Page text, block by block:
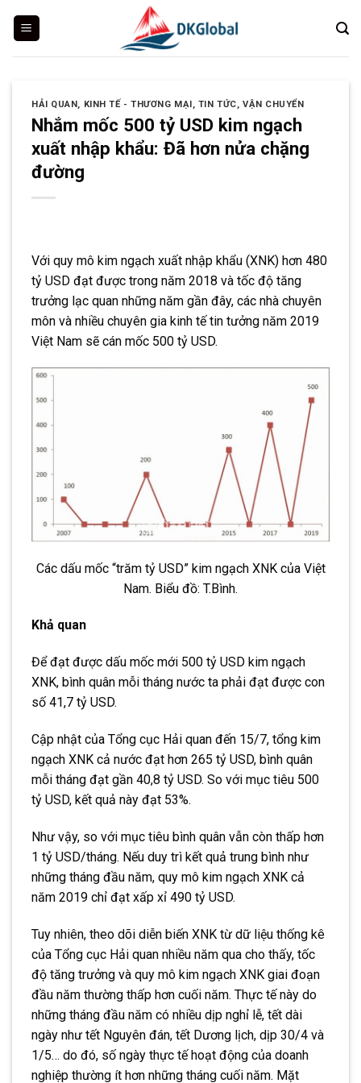
HẢI QUAN, KINH TẾ - THƯƠNG MẠI, TIN TỨC, VẬN CHUYỂN
Nhắm mốc 500 tỷ USD kim ngạch
xuất nhập khẩu: Đã hơn nửa chặng
đường
Với quy mô kim ngạch xuất nhập khẩu (XNK) hơn 480
tỷ USD đạt được trong năm 2018 và tốc độ tăng
trưởng lạc quan những năm gần đây, các nhà chuyên
môn và nhiều chuyên gia kinh tế tin tưởng năm 2019
Việt Nam sẽ cán mốc 500 tỷ USD.
Các dấu mốc “trăm tỷ USD” kim ngạch XNK của Việt
Nam. Biểu đồ: T.Bình.
Khả quan
Để đạt được dấu mốc mới 500 tỷ USD kim ngạch
XNK, bình quân mỗi tháng nước ta phải đạt được con
số 41,7 tỷ USD.
Cập nhật của Tổng cục Hải quan đến 15/7, tổng kim
ngạch XNK cả nước đạt hơn 265 tỷ USD, bình quân
mỗi tháng đạt gần 40,8 tỷ USD. So với mục tiêu 500
tỷ USD, kết quả này đạt 53%.
Như vậy, so với mục tiêu bình quân vẫn còn thấp hơn
1 tỷ USD/tháng. Nếu duy trì kết quả trung bình như
những tháng đầu năm, quy mô kim ngạch XNK cả
năm 2019 chỉ đạt xấp xỉ 490 tỷ USD.
Tuy nhiên, theo dõi diễn biến XNK từ dữ liệu thống kê
của Tổng cục Hải quan nhiều năm qua cho thấy, tốc
độ tăng trưởng và quy mô kim ngạch XNK giai đoạn
đầu năm thường thấp hơn cuối năm. Thực tế này do
những tháng đầu năm có nhiều dịp nghỉ lễ, tết dài
ngày như tết Nguyên đán, tết Dương lịch, dịp 30/4 và
1/5… do đó, số ngày thực tế hoạt động của doanh
nghiệp thường ít hơn những tháng cuối năm. Mặt